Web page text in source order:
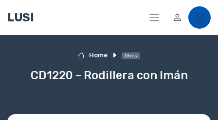
LUSI
Home Otros
CD1220 – Rodillera con Imán